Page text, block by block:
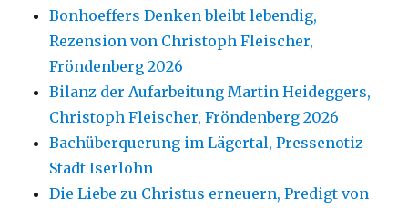
Bonhoeffers Denken bleibt lebendig,
Rezension von Christoph Fleischer,
Fröndenberg 2026
Bilanz der Aufarbeitung Martin Heideggers,
Christoph Fleischer, Fröndenberg 2026
Bachüberquerung im Lägertal, Pressenotiz
Stadt Iserlohn
Die Liebe zu Christus erneuern, Predigt von